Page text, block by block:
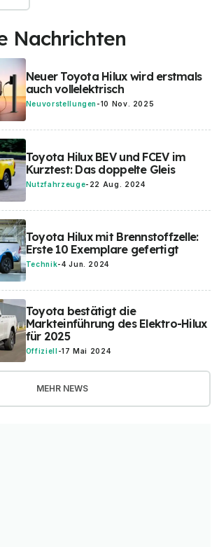
Nachrichten
Neuer Toyota Hilux wird erstmals
auch vollelektrisch
Neuvorstellungen -10 Nov. 2025
Toyota Hilux BEV und FCEV im
Kurztest: Das doppelte Gleis
Nutzfahrzeuge- 22 Aug. 2024
Toyota Hilux mit Brennstoffzelle:
Erste 10 Exemplare gefertigt
Technik-4 Jun. 2024
Toyota bestätigt die
Markteinführung des Elektro-Hilux
für 2025
Offiziell -17 Mai 2024
MEHR NEWS